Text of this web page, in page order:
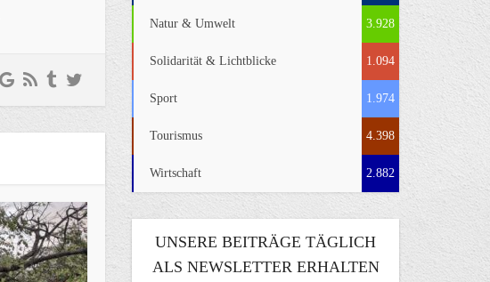
Natur & Umwelt 3.928
Solidarität & Lichtblicke 1.094
Sport 1.974
Tourismus 4.398
Wirtschaft 2.882
UNSERE BEITRÄGE TÄGLICH
ALS NEWSLETTER ERHALTEN